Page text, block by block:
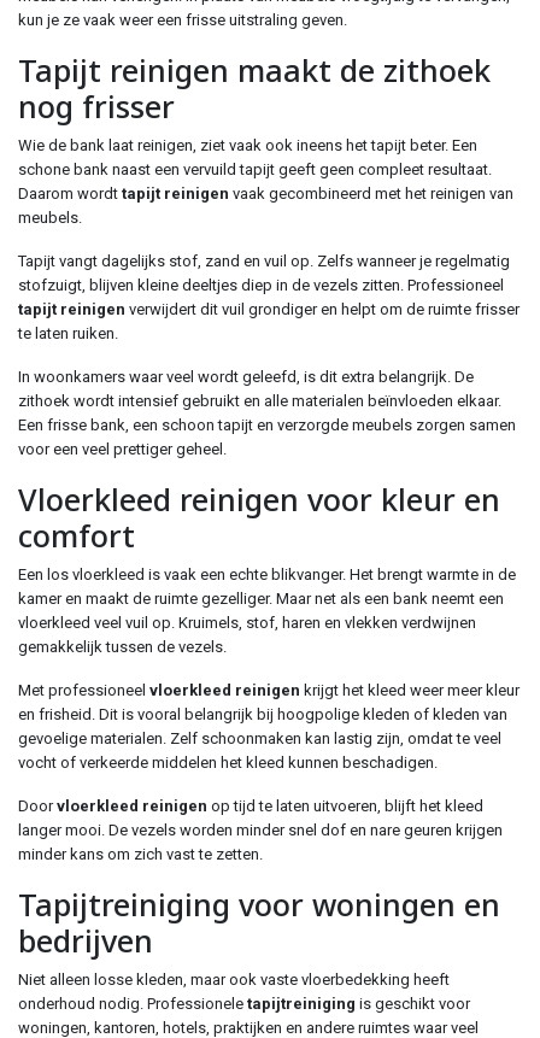
kun je ze vaak weer een frisse uitstraling geven.
Tapijt reinigen maakt de zithoek
nog frisser
Wie de bank laat reinigen, ziet vaak ook ineens het tapijt beter. Een
schone bank naast een vervuild tapijt geeft geen compleet resultaat.
Daarom wordt tapijt reinigen vaak gecombineerd met het reinigen van
meubels.
Tapijt vangt dagelijks stof, zand en vuil op. Zelfs wanneer je regelmatig
stofzuigt, blijven kleine deeltjes diep in de vezels zitten. Professioneel
tapijt reinigen verwijdert dit vuil grondiger en helpt om de ruimte frisser
te laten ruiken.
In woonkamers waar veel wordt geleefd, is dit extra belangrijk. De
zithoek wordt intensief gebruikt en alle materialen beïnvloeden elkaar.
Een frisse bank, een schoon tapijt en verzorgde meubels zorgen samen
voor een veel prettiger geheel.
Vloerkleed reinigen voor kleur en
comfort
Een los vloerkleed is vaak een echte blikvanger. Het brengt warmte in de
kamer en maakt de ruimte gezelliger. Maar net als een bank neemt een
vloerkleed veel vuil op. Kruimels, stof, haren en vlekken verdwijnen
gemakkelijk tussen de vezels.
Met professioneel vloerkleed reinigen krijgt het kleed weer meer kleur
en frisheid. Dit is vooral belangrijk bij hoogpolige kleden of kleden van
gevoelige materialen. Zelf schoonmaken kan lastig zijn, omdat te veel
vocht of verkeerde middelen het kleed kunnen beschadigen.
Doorvloerkleed reinigen op tijd te laten uitvoeren, blijft het kleed
langer mooi. De vezels worden minder snel dof en nare geuren krijgen
minder kans om zich vast te zetten.
Tapijtreiniging voor woningen en
bedrijven
Niet alleen losse kleden, maar ook vaste vloerbedekking heeft
onderhoud nodig. Professionele tapijtreiniging is geschikt voor
woningen, kantoren, hotels, praktijken en andere ruimtes waar veel